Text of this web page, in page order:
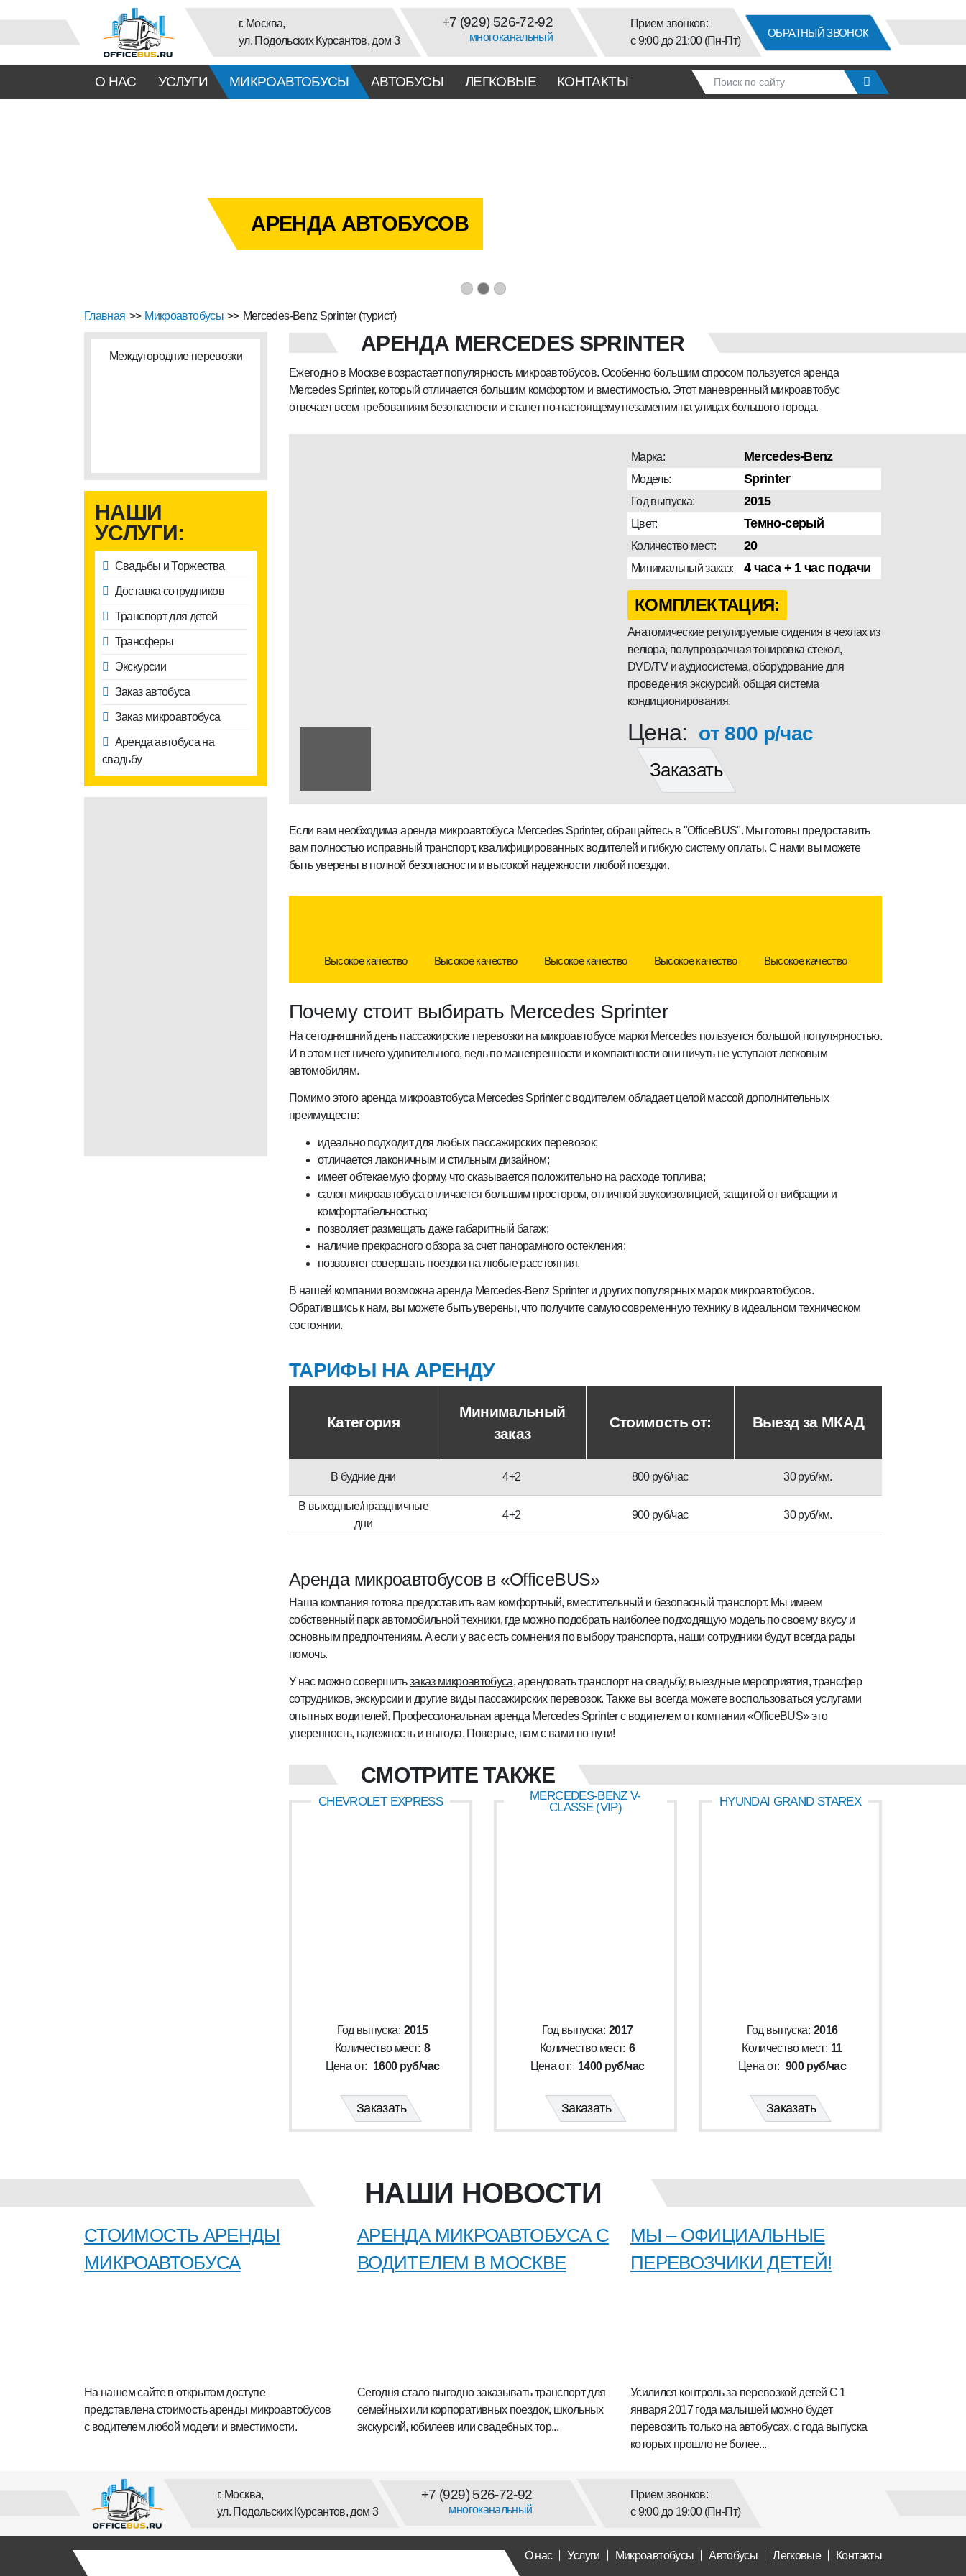
г. Москва,
ул. Подольских Курсантов, дом 3
+7 (929) 526-72-92
многоканальный
Прием звонков:
с 9:00 до 21:00 (Пн-Пт)
ОБРАТНЫЙ ЗВОНОК
О НАС УСЛУГИ МИКРОАВТОБУСЫ АВТОБУСЫ ЛЕГКОВЫЕ КОНТАКТЫ
АРЕНДА АВТОБУСОВ
Главная >> Микроавтобусы >> Mercedes-Benz Sprinter (турист)
Междугородние перевозки
НАШИ
УСЛУГИ:
Свадьбы и Торжества
Доставка сотрудников
Транспорт для детей
Трансферы
Экскурсии
Заказ автобуса
Заказ микроавтобуса
Аренда автобуса на
свадьбу
АРЕНДА MERCEDES SPRINTER
Ежегодно в Москве возрастает популярность микроавтобусов. Особенно большим спросом пользуется аренда
Mercedes Sprinter, который отличается большим комфортом и вместимостью. Этот маневренный микроавтобус
отвечает всем требованиям безопасности и станет по-настоящему незаменим на улицах большого города.
Марка: Mercedes-Benz
Модель: Sprinter
Год выпуска: 2015
Цвет: Темно-серый
Количество мест: 20
Минимальный заказ: 4 часа + 1 час подачи
КОМПЛЕКТАЦИЯ:
Анатомические регулируемые сидения в чехлах из
велюра, полупрозрачная тонировка стекол,
DVD/TV и аудиосистема, оборудование для
проведения экскурсий, общая система
кондиционирования.
Цена: от 800 р/час
Заказать
Если вам необходима аренда микроавтобуса Mercedes Sprinter, обращайтесь в "OfficeBUS". Мы готовы предоставить
вам полностью исправный транспорт, квалифицированных водителей и гибкую систему оплаты. С нами вы можете
быть уверены в полной безопасности и высокой надежности любой поездки.
Высокое качество Высокое качество Высокое качество Высокое качество Высокое качество
Почему стоит выбирать Mercedes Sprinter
На сегодняшний день пассажирские перевозки на микроавтобусе марки Mercedes пользуется большой популярностью.
И в этом нет ничего удивительного, ведь по маневренности и компактности они ничуть не уступают легковым
автомобилям.
Помимо этого аренда микроавтобуса Mercedes Sprinter с водителем обладает целой массой дополнительных
преимуществ:
идеально подходит для любых пассажирских перевозок;
отличается лаконичным и стильным дизайном;
имеет обтекаемую форму, что сказывается положительно на расходе топлива;
салон микроавтобуса отличается большим простором, отличной звукоизоляцией, защитой от вибрации и
комфортабельностью;
позволяет размещать даже габаритный багаж;
наличие прекрасного обзора за счет панорамного остекления;
позволяет совершать поездки на любые расстояния.
В нашей компании возможна аренда Mercedes-Benz Sprinter и других популярных марок микроавтобусов.
Обратившись к нам, вы можете быть уверены, что получите самую современную технику в идеальном техническом
состоянии.
ТАРИФЫ НА АРЕНДУ
Категория
Минимальный
заказ
Стоимость от: Выезд за МКАД
В будние дни 4+2 800 руб/час 30 руб/км.
В выходные/праздничные
дни
4+2 900 руб/час 30 руб/км.
Аренда микроавтобусов в «OfficeBUS»
Наша компания готова предоставить вам комфортный, вместительный и безопасный транспорт. Мы имеем
собственный парк автомобильной техники, где можно подобрать наиболее подходящую модель по своему вкусу и
основным предпочтениям. А если у вас есть сомнения по выбору транспорта, наши сотрудники будут всегда рады
помочь.
У нас можно совершитьзаказ микроавтобуса, арендовать транспорт на свадьбу, выездные мероприятия, трансфер
сотрудников, экскурсии и другие виды пассажирских перевозок. Также вы всегда можете воспользоваться услугами
опытных водителей. Профессиональная аренда Mercedes Sprinter с водителем от компании «OfficeBUS» это
уверенность, надежность и выгода. Поверьте, нам с вами по пути!
СМОТРИТЕ ТАКЖЕ
CHEVROLET EXPRESS
Год выпуска: 2015
Количество мест: 8
Цена от: 1600 руб/час
Заказать
MERCEDES-BENZ V-
CLASSE (VIP)
Год выпуска: 2017
Количество мест: 6
Цена от: 1400 руб/час
Заказать
HYUNDAI GRAND STAREX
Год выпуска: 2016
Количество мест: 11
Цена от: 900 руб/час
Заказать
НАШИ НОВОСТИ
СТОИМОСТЬ АРЕНДЫ
МИКРОАВТОБУСА
На нашем сайте в открытом доступе
представлена стоимость аренды микроавтобусов
с водителем любой модели и вместимости.
АРЕНДА МИКРОАВТОБУСА С
ВОДИТЕЛЕМ В МОСКВЕ
Сегодня стало выгодно заказывать транспорт для
семейных или корпоративных поездок, школьных
экскурсий, юбилеев или свадебных тор...
МЫ – ОФИЦИАЛЬНЫЕ
ПЕРЕВОЗЧИКИ ДЕТЕЙ!
Усилился контроль за перевозкой детей С 1
января 2017 года малышей можно будет
перевозить только на автобусах, с года выпуска
которых прошло не более...
г. Москва,
ул. Подольских Курсантов, дом 3
+7 (929) 526-72-92
многоканальный
Прием звонков:
с 9:00 до 19:00 (Пн-Пт)
О нас Услуги Микроавтобусы Автобусы Легковые Контакты